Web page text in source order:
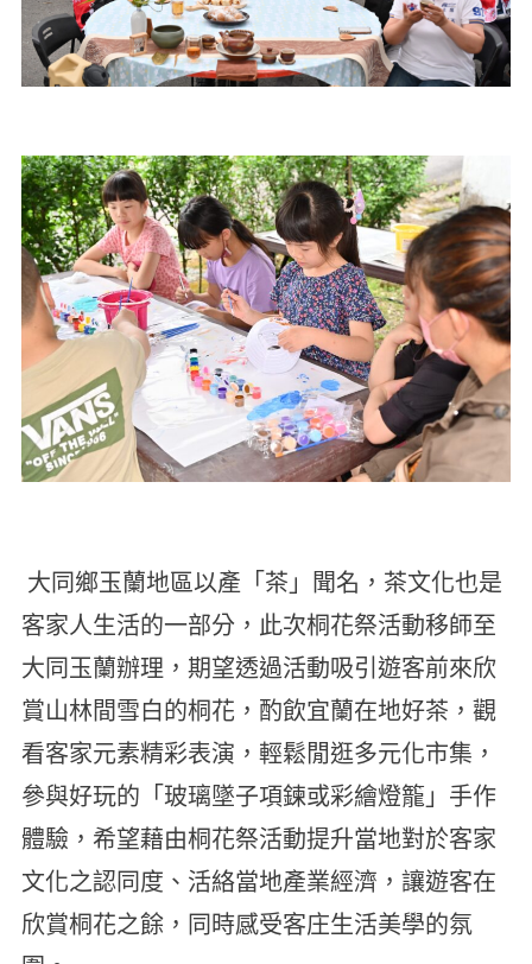
大同鄉玉蘭地區以產「茶」聞名，茶文化也是
客家人生活的一部分，此次桐花祭活動移師至
大同玉蘭辦理，期望透過活動吸引遊客前來欣
賞山林間雪白的桐花，酌飲宜蘭在地好茶，觀
看客家元素精彩表演，輕鬆閒逛多元化市集，
參與好玩的「玻璃墜子項鍊或彩繪燈籠」手作
體驗，希望藉由桐花祭活動提升當地對於客家
文化之認同度、活絡當地產業經濟，讓遊客在
欣賞桐花之餘，同時感受客庄生活美學的氛